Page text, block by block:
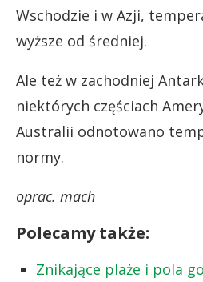
Wschodzie i w Azji,
wyższe od średniej.
Ale też w zachodniej
niektórych częściach
Australii odnotowano
normy.
oprac. mach
Polecamy także:
Znikające plaże i pola